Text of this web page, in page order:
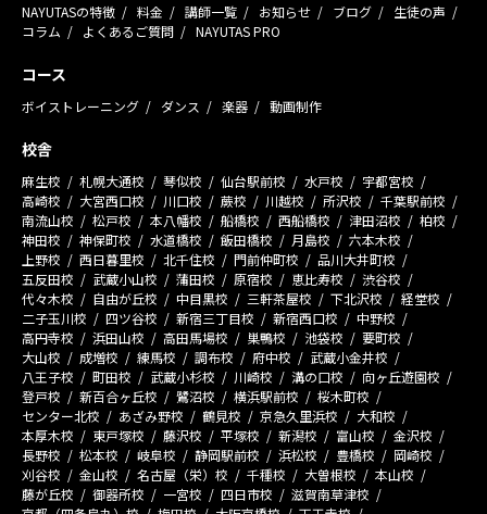
NAYUTASの特徴 料金 講師一覧 お知らせ ブログ
生徒の声
コラム
よくあるご質問 NAYUTAS PRO
コース
ボイストレーニング ダンス 楽器 動画制作
校舎
麻生校 札幌大通校 琴似校 仙台駅前校 水戸校
宇都宮校
高崎校
大宮西口校 川口校 蕨校 川越校 所沢校
千葉駅前校
南流山校
松戸校 本八幡校 船橋校 西船橋校 津田沼校
柏校
神田校
神保町校 水道橋校 飯田橋校 月島校
六本木校
上野校
西日暮里校 北千住校 門前仲町校
品川大井町校
五反田校
武蔵小山校 蒲田校 原宿校 恵比寿校
渋谷校
代々木校
自由が丘校 中目黒校 三軒茶屋校 下北沢校
経堂校
二子玉川校
四ツ谷校 新宿三丁目校 新宿西口校
中野校
高円寺校
浜田山校 高田馬場校 巣鴨校 池袋校
要町校
大山校
成増校 練馬校 調布校 府中校
武蔵小金井校
八王子校
町田校 武蔵小杉校 川崎校 溝の口校
向ヶ丘遊園校
登戸校
新百合ヶ丘校 鷺沼校 横浜駅前校
桜木町校
センター北校
あざみ野校 鶴見校 京急久里浜校
大和校
本厚木校
東戸塚校 藤沢校 平塚校 新潟校 富山校
金沢校
長野校
松本校 岐阜校 静岡駅前校 浜松校 豊橋校
岡崎校
刈谷校
金山校 名古屋（栄）校 千種校 大曽根校
本山校
藤が丘校
御器所校 一宮校 四日市校
滋賀南草津校